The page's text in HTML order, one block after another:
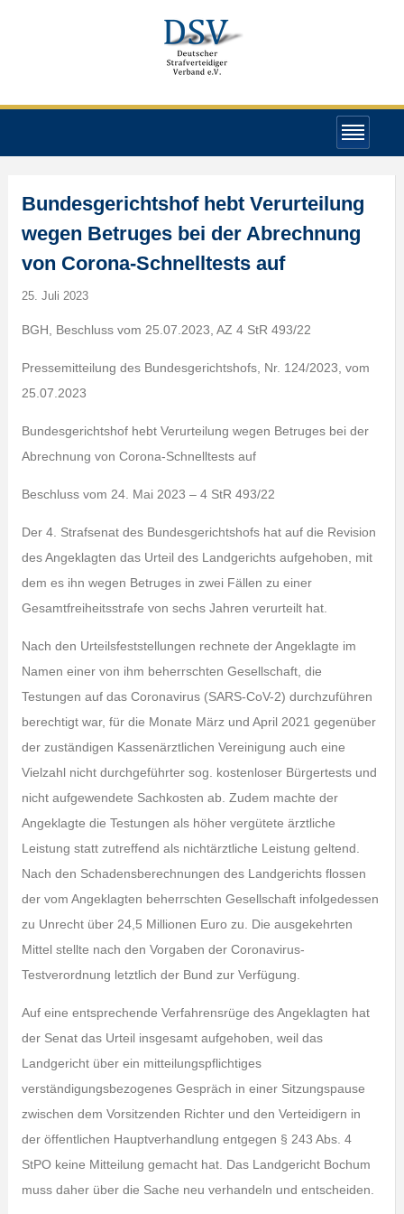
Bundesgerichtshof hebt Verurteilung
wegen Betruges bei der Abrechnung
von Corona-Schnelltests auf
25. Juli 2023
BGH, Beschluss vom 25.07.2023, AZ 4 StR 493/22
Pressemitteilung des Bundesgerichtshofs, Nr. 124/2023, vom
25.07.2023
Bundesgerichtshof hebt Verurteilung wegen Betruges bei der
Abrechnung von Corona-Schnelltests auf
Beschluss vom 24. Mai 2023 – 4 StR 493/22
Der 4. Strafsenat des Bundesgerichtshofs hat auf die Revision
des Angeklagten das Urteil des Landgerichts aufgehoben, mit
dem es ihn wegen Betruges in zwei Fällen zu einer
Gesamtfreiheitsstrafe von sechs Jahren verurteilt hat.
Nach den Urteilsfeststellungen rechnete der Angeklagte im
Namen einer von ihm beherrschten Gesellschaft, die
Testungen auf das Coronavirus (SARS-CoV-2) durchzuführen
berechtigt war, für die Monate März und April 2021 gegenüber
der zuständigen Kassenärztlichen Vereinigung auch eine
Vielzahl nicht durchgeführter sog. kostenloser Bürgertests und
nicht aufgewendete Sachkosten ab. Zudem machte der
Angeklagte die Testungen als höher vergütete ärztliche
Leistung statt zutreffend als nichtärztliche Leistung geltend.
Nach den Schadensberechnungen des Landgerichts flossen
der vom Angeklagten beherrschten Gesellschaft infolgedessen
zu Unrecht über 24,5 Millionen Euro zu. Die ausgekehrten
Mittel stellte nach den Vorgaben der Coronavirus-
Testverordnung letztlich der Bund zur Verfügung.
Auf eine entsprechende Verfahrensrüge des Angeklagten hat
der Senat das Urteil insgesamt aufgehoben, weil das
Landgericht über ein mitteilungspflichtiges
verständigungsbezogenes Gespräch in einer Sitzungspause
zwischen dem Vorsitzenden Richter und den Verteidigern in
der öffentlichen Hauptverhandlung entgegen § 243 Abs. 4
StPO keine Mitteilung gemacht hat. Das Landgericht Bochum
muss daher über die Sache neu verhandeln und entscheiden.